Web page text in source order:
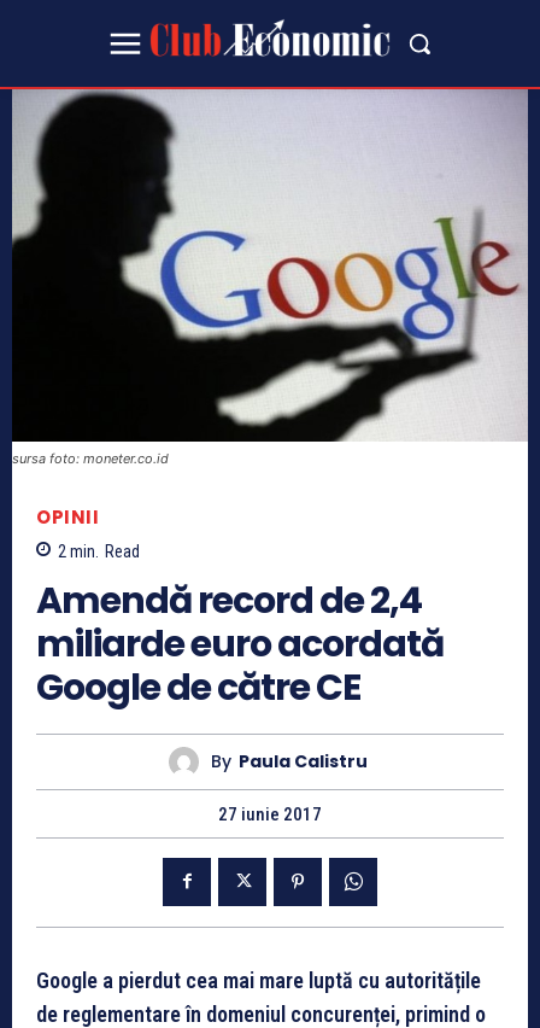
sursa foto: moneter.co.id
OPINII
2 min. Read
Amendă record de 2,4
miliarde euro acordată
Google de către CE
By Paula Calistru
27 iunie 2017
Google a pierdut cea mai mare luptă cu autoritățile
de reglementare în domeniul concurenței, primind o